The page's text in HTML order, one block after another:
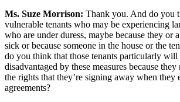
Ms. Suze Morrison: Thank you. And do you
vulnerable tenants who may be experiencing
who are under duress, maybe because they or
sick or because someone in the house or the
do you think that those tenants particularly will
disadvantaged by these measures because
the rights that they’re signing away when they
agreements?